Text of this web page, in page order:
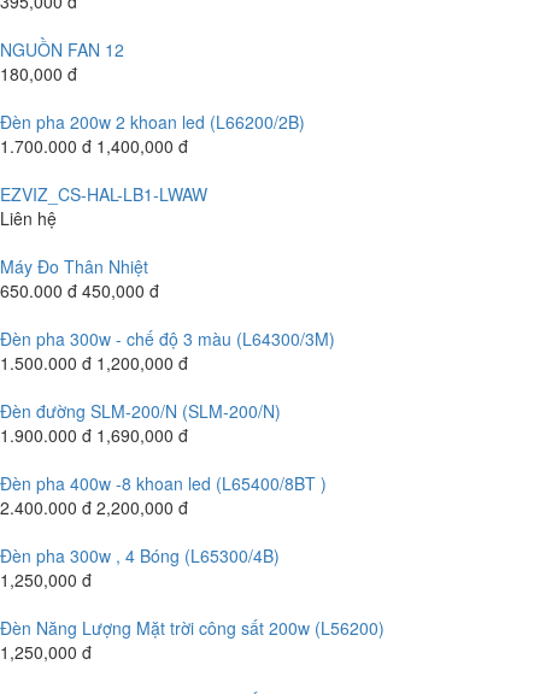
NGUỒN FAN 12
180,000 đ
Đèn pha 200w 2 khoan led (L66200/2B)
1.700.000 đ 1,400,000 đ
EZVIZ_CS-HAL-LB1-LWAW
Liên hệ
Máy Đo Thân Nhiệt
650.000 đ 450,000 đ
Đèn pha 300w - chế độ 3 màu (L64300/3M)
1.500.000 đ 1,200,000 đ
Đèn đường SLM-200/N (SLM-200/N)
1.900.000 đ 1,690,000 đ
Đèn pha 400w -8 khoan led (L65400/8BT )
2.400.000 đ 2,200,000 đ
Đèn pha 300w , 4 Bóng (L65300/4B)
1,250,000 đ
Đèn Năng Lượng Mặt trời công sất 200w (L56200)
1,250,000 đ